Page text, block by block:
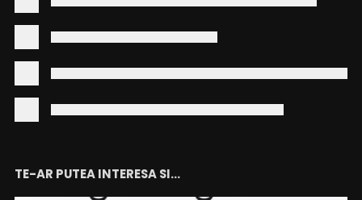
TE-AR PUTEA INTERESA SI...